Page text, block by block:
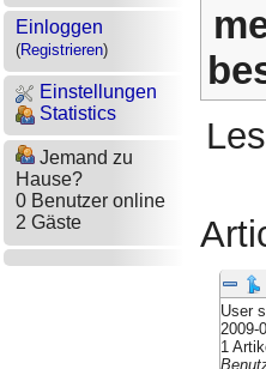
Einloggen
(Registrieren)
Einstellungen
Statistics
Jemand zu
Hause?
0 Benutzer online
2 Gäste
User
2009-
1